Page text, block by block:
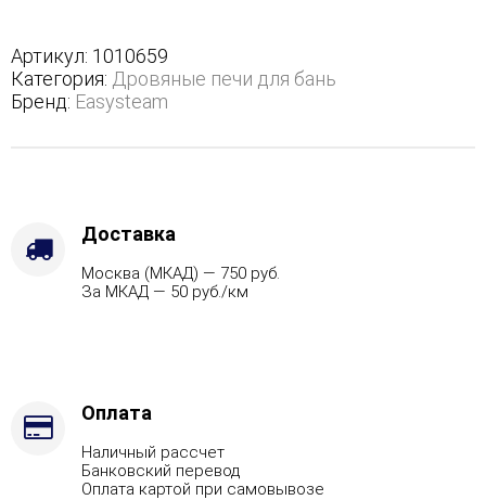
полноценном
кожухе
с
боковым
Пироксенит,
стали
Артикул: 1010659
Категория: Дровяные печи для бань
Бренд: Easysteam
Доставка
Москва (МКАД) — 750 руб.
За МКАД — 50 руб./км
Оплата
Наличный рассчет
Банковский перевод
Оплата картой при самовывозе